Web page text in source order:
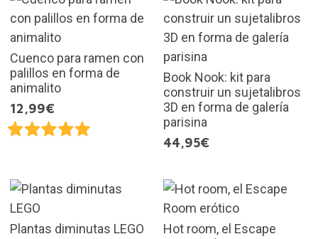
Cuenco para ramen con
palillos en forma de
animalito
12,99€
Book Nook: kit para
construir un sujetalibros
3D en forma de galería
parisina
44,95€
Plantas diminutas LEGO
Hot room, el Escape